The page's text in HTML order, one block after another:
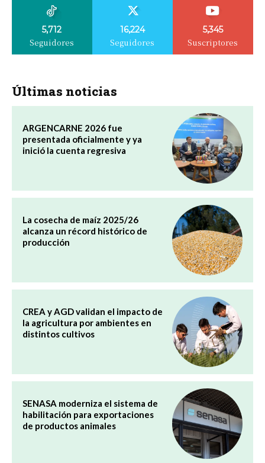
5,712
Seguidores
16,224
Seguidores
5,345
Suscriptores
Últimas noticias
ARGENCARNE 2026 fue
presentada oficialmente y ya
inició la cuenta regresiva
La cosecha de maíz 2025/26
alcanza un récord histórico de
producción
CREA y AGD validan el impacto de
la agricultura por ambientes en
distintos cultivos
SENASA moderniza el sistema de
habilitación para exportaciones
de productos animales